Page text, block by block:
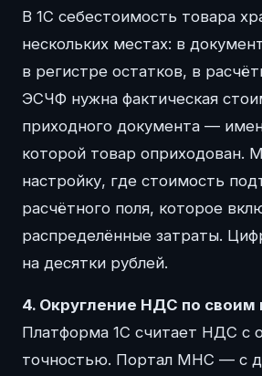
В 1С себестоимость товара
нескольких местах: в
в регистре остатков, в
ЭСЧФ нужна фактическая
приходного документа —
которой товар оприходован.
настройку, где стоимость
расчётного поля, которое
распределённые затраты.
на десятки рублей.
4. Округление НДС по своим
Платформа 1С считает НДС с
точностью. Портал МНС — с